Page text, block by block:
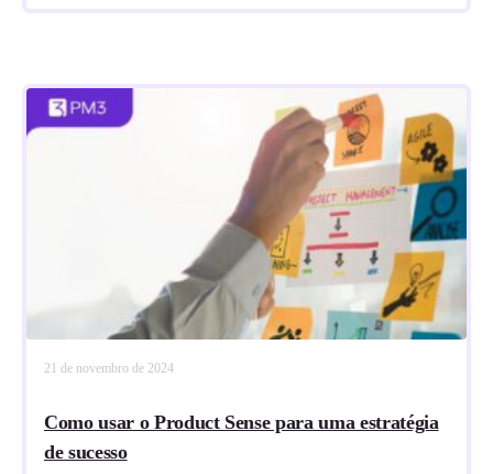
21 de novembro de 2024
Como usar o Product Sense para uma estratégia
de sucesso